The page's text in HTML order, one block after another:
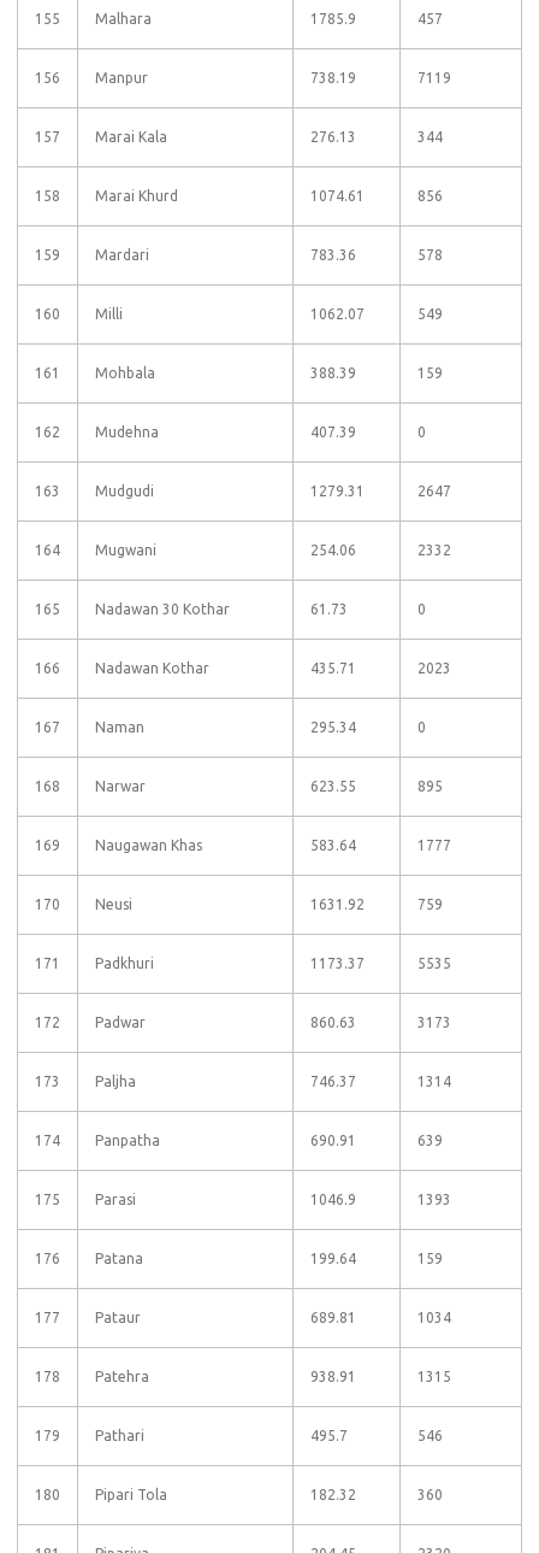
155 Malhara 1785.9 457
156 Manpur 738.19 7119
157 Marai Kala 276.13 344
158 Marai Khurd 1074.61 856
159 Mardari 783.36 578
160 Milli 1062.07 549
161 Mohbala 388.39 159
162 Mudehna 407.39 0
163 Mudgudi 1279.31 2647
164 Mugwani 254.06 2332
165 Nadawan 30 Kothar 61.73 0
166 Nadawan Kothar 435.71 2023
167 Naman 295.34 0
168 Narwar 623.55 895
169 Naugawan Khas 583.64 1777
170 Neusi 1631.92 759
171 Padkhuri 1173.37 5535
172 Padwar 860.63 3173
173 Paljha 746.37 1314
174 Panpatha 690.91 639
175 Parasi 1046.9 1393
176 Patana 199.64 159
177 Pataur 689.81 1034
178 Patehra 938.91 1315
179 Pathari 495.7 546
180 Pipari Tola 182.32 360